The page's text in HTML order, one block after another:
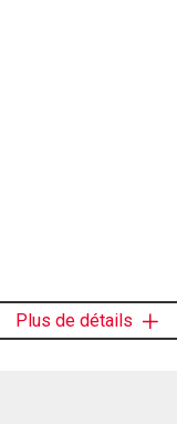
Plus de détails